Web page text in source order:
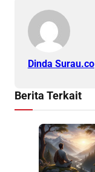
Dinda Surau.co
Berita Terkait